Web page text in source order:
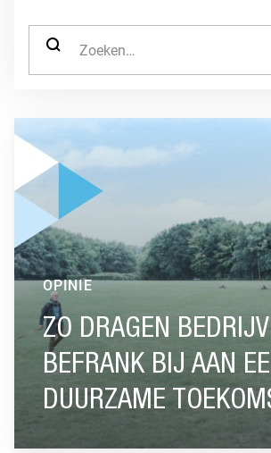
ZOEK NAAR:
ZO DRAGEN
BEFRANK BIJ AAN
DUURZAME
OPINIE